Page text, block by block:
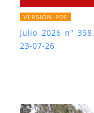
VERSIÓN PDF
Julio 2026 nº 398.
23-07-26